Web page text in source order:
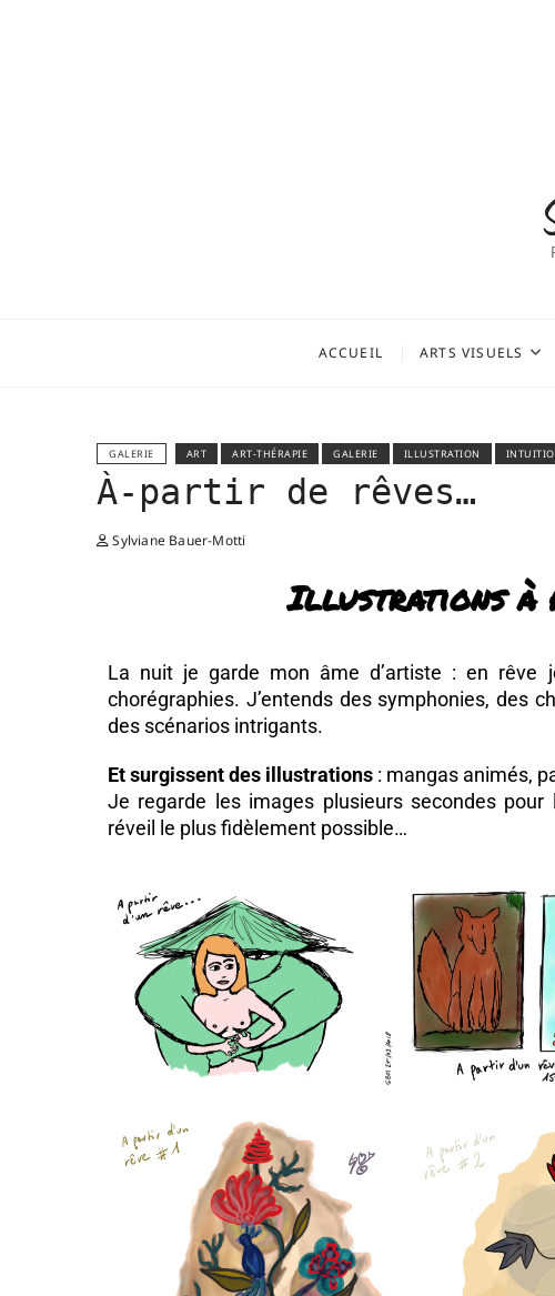
ACCUEIL ARTS VISUELS
GALERIE ART ART-THÉRAPIE GALERIE ILLUSTRATION
À-partir de rêves…
Sylviane Bauer-Motti
Illustrations à
La nuit je garde mon âme d’artiste : en
chorégraphies. J’entends des symphonies, des
des scénarios intrigants.
Et surgissent des illustrations : mangas animés,
Je regarde les images plusieurs secondes
réveil le plus fidèlement possible…